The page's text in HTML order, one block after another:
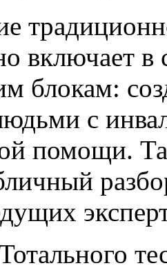
включает в
блокам:
с
помощи.